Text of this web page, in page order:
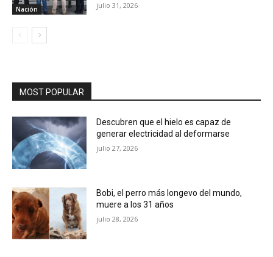
Nación julio 31, 2026
MOST POPULAR
Descubren que el hielo es capaz de
generar electricidad al deformarse
julio 27, 2026
Bobi, el perro más longevo del mundo,
muere a los 31 años
julio 28, 2026